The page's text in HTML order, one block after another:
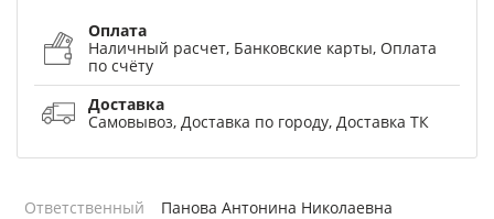
Оплата
Наличный расчет, Банковские карты, Оплата
по счёту
Доставка
Самовывоз, Доставка по городу, Доставка ТК
Ответственный Панова Антонина Николаевна